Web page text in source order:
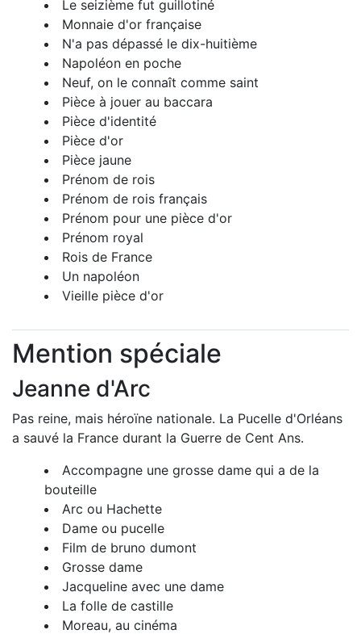
Le seizième fut guillotiné
Monnaie d'or française
N'a pas dépassé le dix-huitième
Napoléon en poche
Neuf, on le connaît comme saint
Pièce à jouer au baccara
Pièce d'identité
Pièce d'or
Pièce jaune
Prénom de rois
Prénom de rois français
Prénom pour une pièce d'or
Prénom royal
Rois de France
Un napoléon
Vieille pièce d'or
Mention spéciale
Jeanne d'Arc
Pas reine, mais héroïne nationale. La Pucelle d'Orléans
a sauvé la France durant la Guerre de Cent Ans.
Accompagne une grosse dame qui a de la
bouteille
Arc ou Hachette
Dame ou pucelle
Film de bruno dumont
Grosse dame
Jacqueline avec une dame
La folle de castille
Moreau, au cinéma